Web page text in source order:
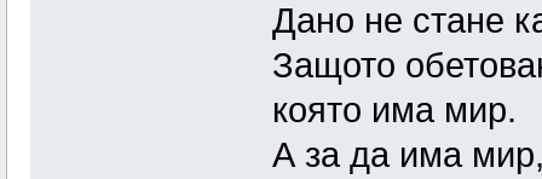
Дано не стане
Защото
която има мир.
А за да има